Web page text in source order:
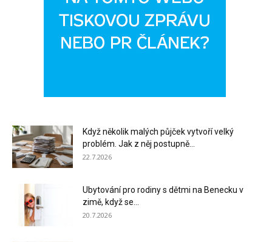
Když několik malých půjček vytvoří velký
problém. Jak z něj postupně...
22.7.2026
Ubytování pro rodiny s dětmi na Benecku v
zimě, když se...
20.7.2026